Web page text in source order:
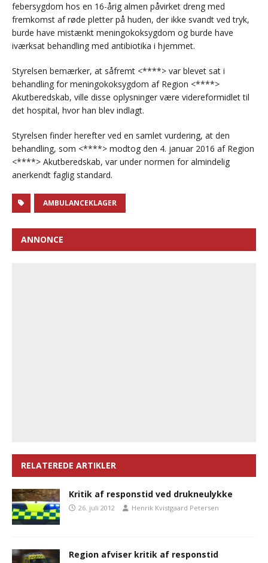
febersygdom hos en 16-årig almen påvirket dreng med
fremkomst af røde pletter på huden, der ikke svandt ved tryk,
burde have mistænkt meningokoksygdom og burde have
iværksat behandling med antibiotika i hjemmet.
Styrelsen bemærker, at såfremt <****> var blevet sat i
behandling for meningokoksygdom af Region <****>
Akutberedskab, ville disse oplysninger være videreformidlet til
det hospital, hvor han blev indlagt.
Styrelsen finder herefter ved en samlet vurdering, at den
behandling, som <****> modtog den 4. januar 2016 af Region
<****> Akutberedskab, var under normen for almindelig
anerkendt faglig standard.
AMBULANCEKLAGER
ANNONCE
RELATEREDE ARTIKLER
Kritik af responstid ved drukneulykke
26. juli 2012 Henrik Kvistgaard Petersen
Region afviser kritik af responstid